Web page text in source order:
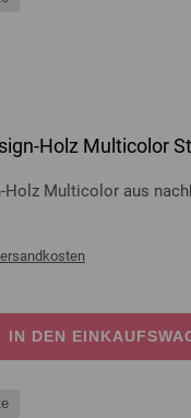
Holz Multicolor
Multicolor aus
IN DEN